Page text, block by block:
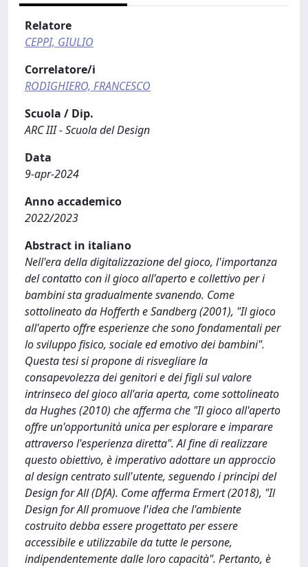
Relatore
CEPPI, GIULIO
Correlatore/i
RODIGHIERO, FRANCESCO
Scuola / Dip.
ARC III - Scuola del Design
Data
9-apr-2024
Anno accademico
2022/2023
Abstract in italiano
Nell'era della digitalizzazione del gioco, l'importanza
del contatto con il gioco all'aperto e collettivo per i
bambini sta gradualmente svanendo. Come
sottolineato da Hofferth e Sandberg (2001), "Il gioco
all'aperto offre esperienze che sono fondamentali per
lo sviluppo fisico, sociale ed emotivo dei bambini".
Questa tesi si propone di risvegliare la
consapevolezza dei genitori e dei figli sul valore
intrinseco del gioco all'aria aperta, come sottolineato
da Hughes (2010) che afferma che "Il gioco all'aperto
offre un'opportunità unica per esplorare e imparare
attraverso l'esperienza diretta". Al fine di realizzare
questo obiettivo, è imperativo adottare un approccio
al design centrato sull'utente, seguendo i principi del
Design for All (DfA). Come afferma Ermert (2018), "Il
Design for All promuove l'idea che l'ambiente
costruito debba essere progettato per essere
accessibile e utilizzabile da tutte le persone,
indipendentemente dalle loro capacità". Pertanto, è